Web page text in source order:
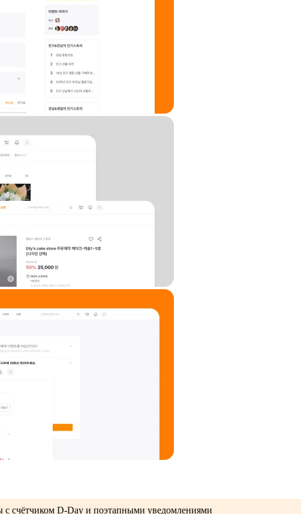
счётчиком D-Day и поэтапными уведомлениями